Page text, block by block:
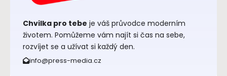
Chvilka pro tebe je váš průvodce moderním
životem. Pomůžeme vám najít si čas na sebe,
rozvíjet se a užívat si každý den.
info@press-media.cz